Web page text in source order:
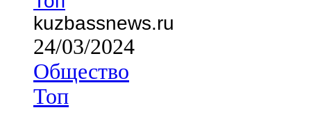
kuzbassnews.ru
24/03/2024
Общество
Топ